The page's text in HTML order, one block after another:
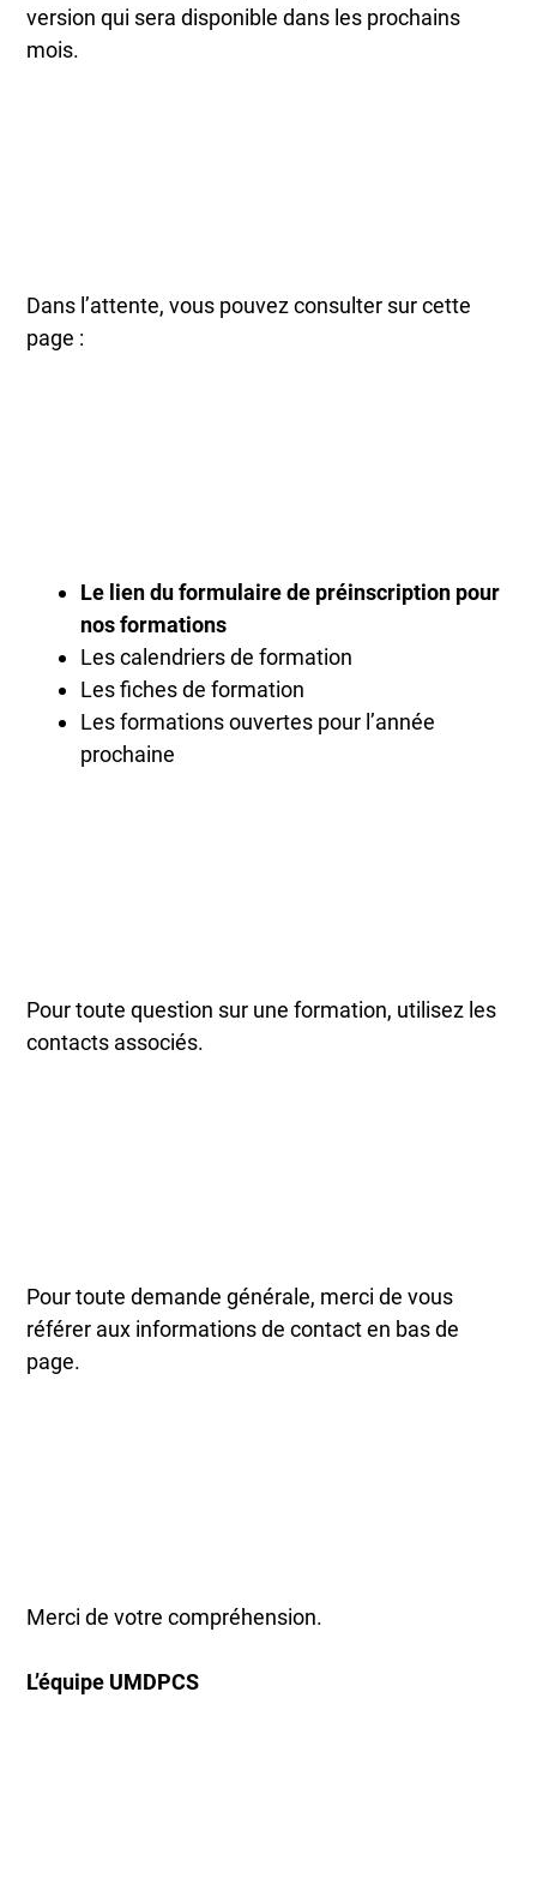
version qui sera disponible dans les prochains
mois.
Dans l’attente, vous pouvez consulter sur cette
page :
Le lien du formulaire de préinscription pour
nos formations
Les calendriers de formation
Les fiches de formation
Les formations ouvertes pour l’année
prochaine
Pour toute question sur une formation, utilisez les
contacts associés.
Pour toute demande générale, merci de vous
référer aux informations de contact en bas de
page.
Merci de votre compréhension.
L’équipe UMDPCS